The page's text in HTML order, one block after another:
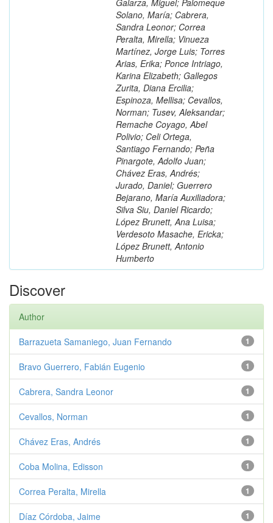
Solano, María; Cabrera,
Sandra Leonor; Correa
Peralta, Mirella; Vinueza
Martínez, Jorge Luis; Torres
Arias, Erika; Ponce Intriago,
Karina Elizabeth; Gallegos
Zurita, Diana Ercilia;
Espinoza, Mellisa; Cevallos,
Norman; Tusev, Aleksandar;
Remache Coyago, Abel
Polivio; Celi Ortega,
Santiago Fernando; Peña
Pinargote, Adolfo Juan;
Chávez Eras, Andrés;
Jurado, Daniel; Guerrero
Bejarano, María Auxiliadora;
Silva Siu, Daniel Ricardo;
López Brunett, Ana Luisa;
Verdesoto Masache, Ericka;
López Brunett, Antonio
Humberto
Discover
Author
1
Barrazueta Samaniego, Juan Fernando
1
Bravo Guerrero, Fabián Eugenio
1
Cabrera, Sandra Leonor
1
Cevallos, Norman
1
Chávez Eras, Andrés
1
Coba Molina, Edisson
1
Correa Peralta, Mirella
1
Díaz Córdoba, Jaime